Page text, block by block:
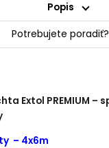
Popis
Potrebujete poradiť?
Extol PREMIUM –
– 4x6m